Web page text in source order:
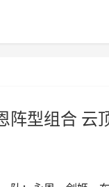
阵型组合 云